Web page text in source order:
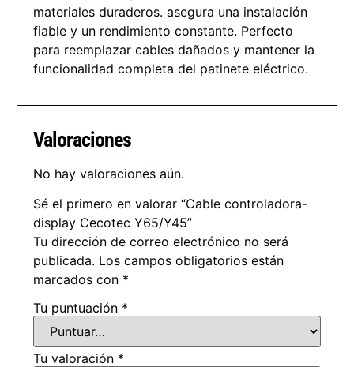
materiales duraderos. asegura una instalación
fiable y un rendimiento constante. Perfecto
para reemplazar cables dañados y mantener la
funcionalidad completa del patinete eléctrico.
Valoraciones
No hay valoraciones aún.
Sé el primero en valorar “Cable controladora-
display Cecotec Y65/Y45”
Tu dirección de correo electrónico no será
publicada. Los campos obligatorios están
marcados con *
Tu puntuación *
Tu valoración *